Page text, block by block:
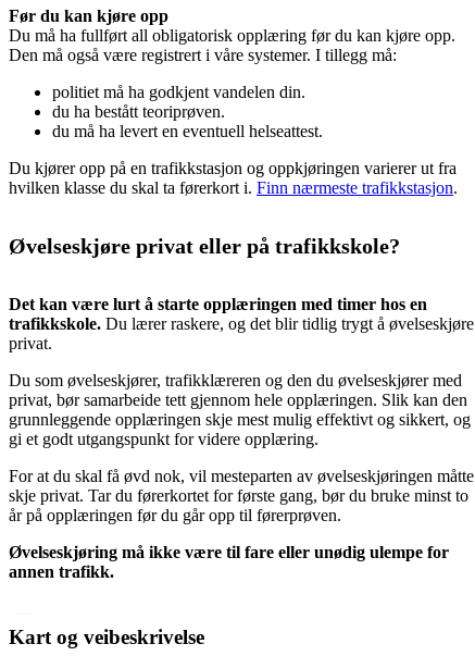
Før du kan kjøre opp
Du må ha fullført all obligatorisk opplæring før du kan kjøre opp.
Den må også være registrert i våre systemer. I tillegg må:
politiet må ha godkjent vandelen din.
du ha bestått teoriprøven.
du må ha levert en eventuell helseattest.
Du kjører opp på en trafikkstasjon og oppkjøringen varierer ut fra
hvilken klasse du skal ta førerkort i. Finn nærmeste trafikkstasjon.
Øvelseskjøre privat eller på trafikkskole?
Det kan være lurt å starte opplæringen med timer hos en
trafikkskole. Du lærer raskere, og det blir tidlig trygt å øvelseskjøre
privat.
Du som øvelseskjører, trafikklæreren og den du øvelseskjører med
privat, bør samarbeide tett gjennom hele opplæringen. Slik kan den
grunnleggende opplæringen skje mest mulig effektivt og sikkert, og
gi et godt utgangspunkt for videre opplæring.
For at du skal få øvd nok, vil mesteparten av øvelseskjøringen måtte
skje privat. Tar du førerkortet for første gang, bør du bruke minst to
år på opplæringen før du går opp til førerprøven.
Øvelseskjøring må ikke være til fare eller unødig ulempe for
annen trafikk.
Kart og veibeskrivelse